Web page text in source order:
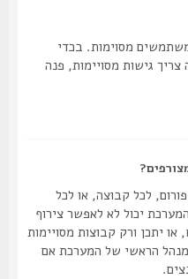
מסוימות. בכדי
גישות מסויימות, פנה
לכל קבוצה, או לכל
יכול לא לאפשר צירוף
ורק קבוצות מסויימות
הראשי של המערכת אם